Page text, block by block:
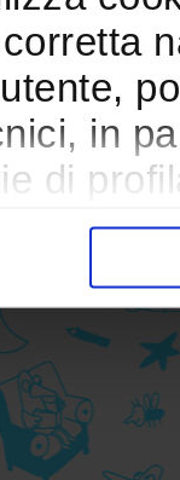
in
di
ti